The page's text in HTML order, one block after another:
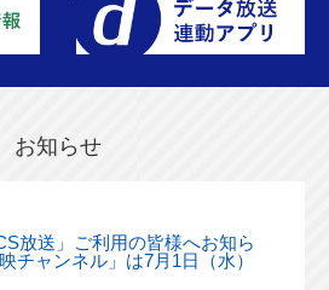
お知らせ
放送」ご利用の皆様へお知ら
チャンネル」は7月1日（水）